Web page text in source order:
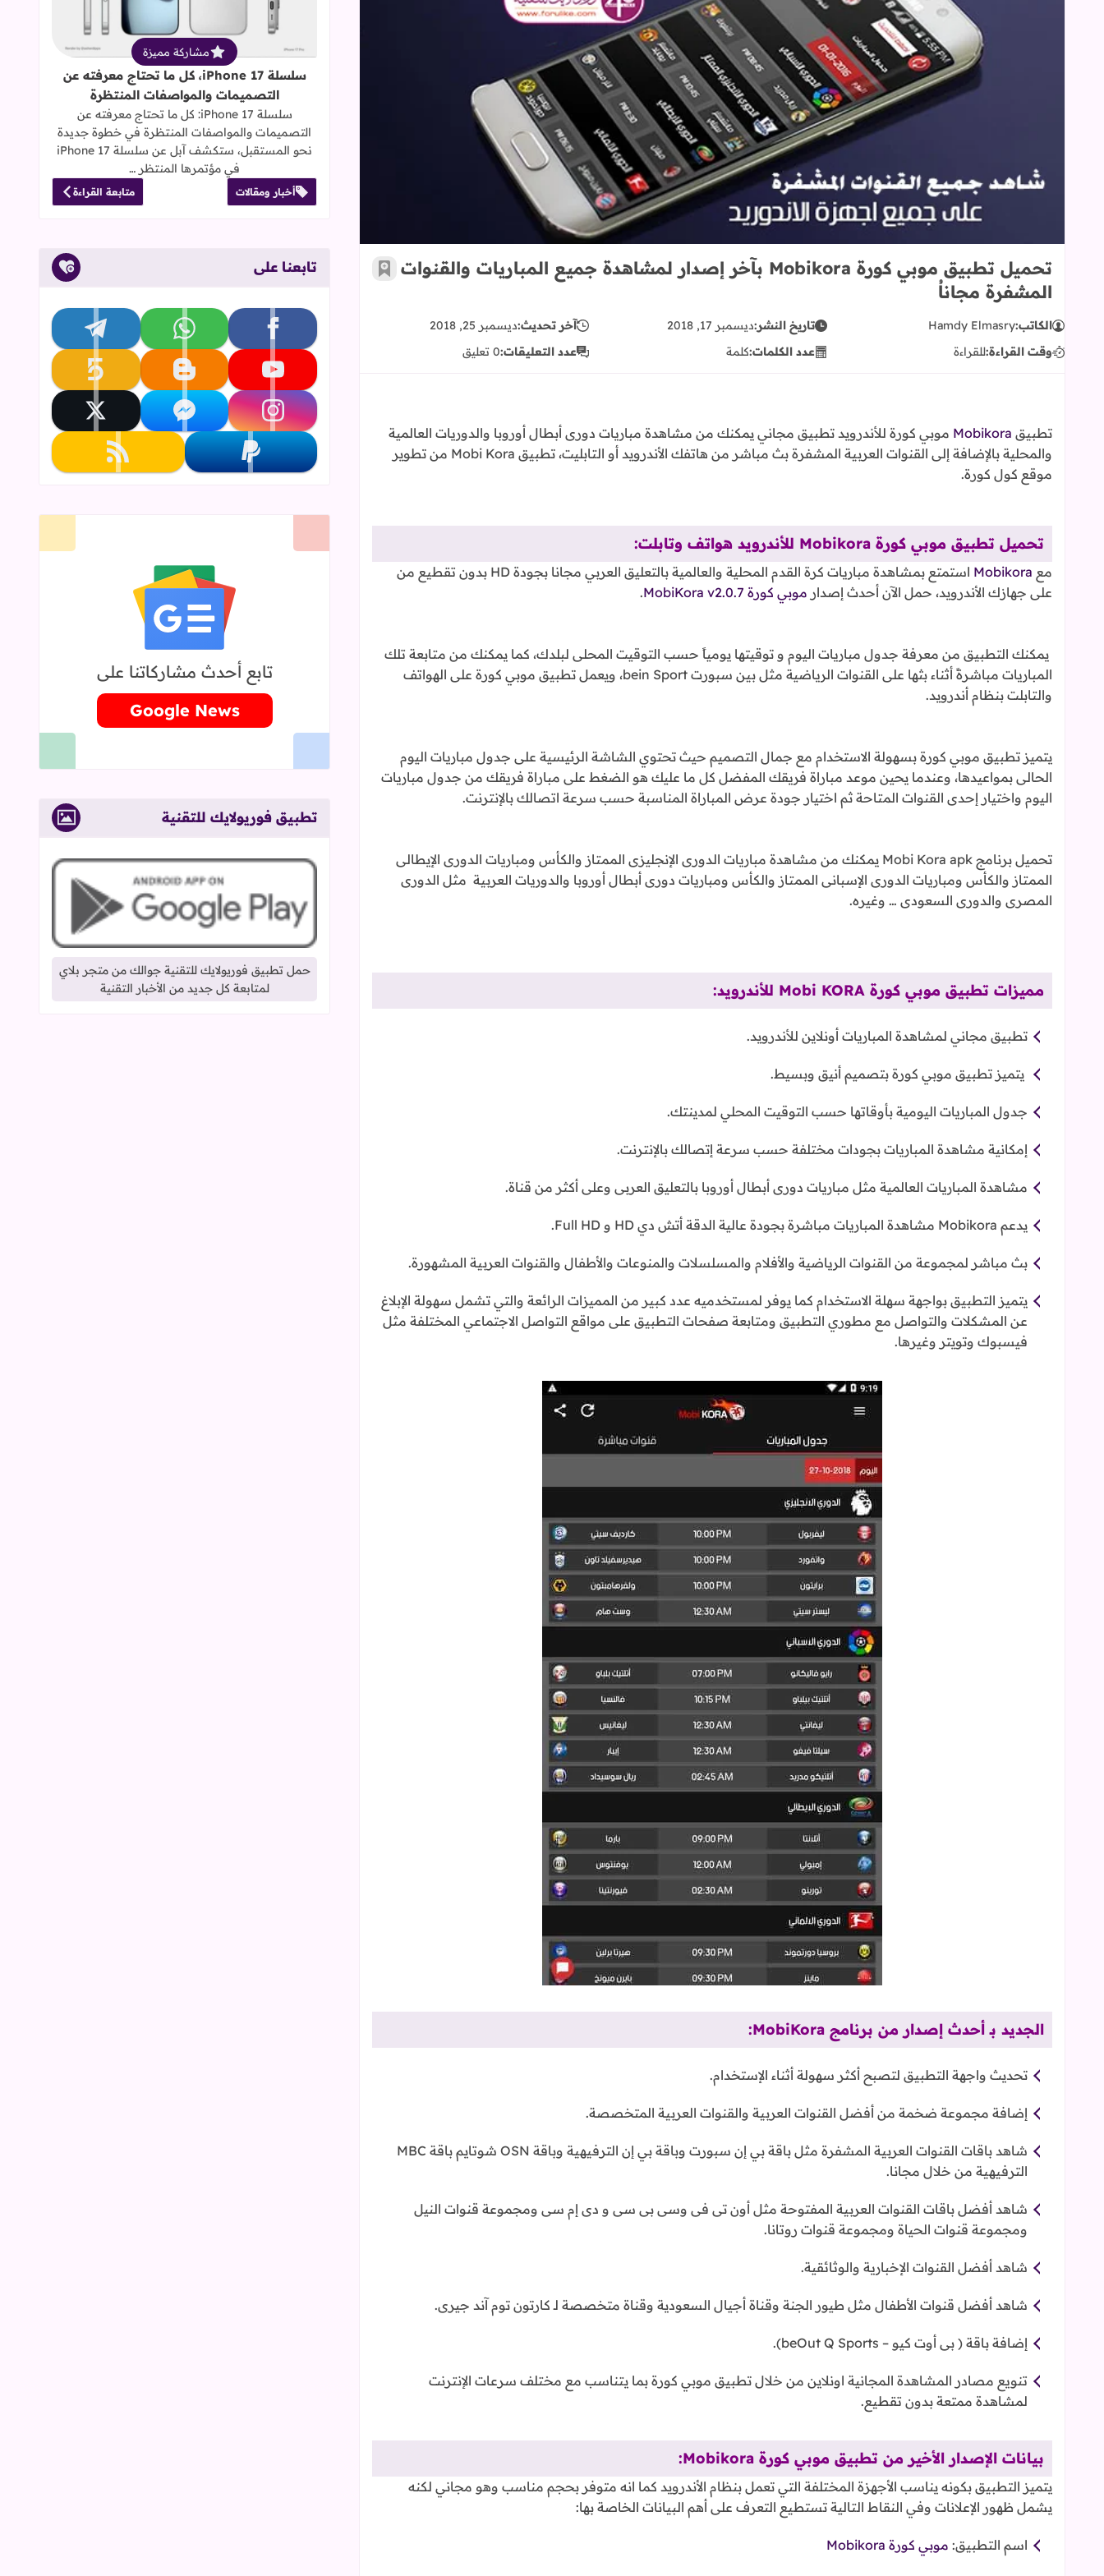
تحميل تطبيق موبي كورة Mobikora بآخر إصدار لمشاهدة جميع المباريات والقنوات المشفرة مجاناُ
تحميل تطبيق موبي كورة Mobikora بآخر إصدار لمشاهدة جميع المباريات والقنوات
المشفرة مجاناُ
أضف إلى العلامات المرجعية
الكاتب:Hamdy Elmasry تاريخ النشر:ديسمبر 17, 2018 آخر تحديث:ديسمبر 25, 2018
وقت القراءة:للقراءة عدد الكلمات:كلمة عدد التعليقات:0 تعليق
تطبيق Mobikora موبي كورة للأندرويد تطبيق مجاني يمكنك من مشاهدة مباريات دورى أبطال أوروبا والدوريات العالمية
والمحلية بالإضافة إلى القنوات العربية المشفرة بث مباشر من هاتفك الأندرويد أو التابليت، تطبيق Mobi Kora من تطوير
موقع كول كورة.
تحميل تطبيق موبي كورة Mobikora للأندرويد هواتف وتابلت:
مع Mobikora
استمتع بمشاهدة مباريات كرة القدم المحلية والعالمية بالتعليق العربي مجانا بجودة HD بدون تقطيع من
على جهازك الأندرويد، حمل الآن أحدث إصدار موبي كورة MobiKora v2.0.7 .
يمكنك التطبيق من معرفة جدول مباريات اليوم و توقيتها يومياً حسب التوقيت المحلى لبلدك، كما يمكنك من متابعة تلك
المباريات مباشرةً أثناء بثها على القنوات الرياضية مثل بين سبورت bein Sport، ويعمل تطبيق موبي كورة على الهواتف
والتابلت بنظام أندرويد.
يتميز تطبيق موبي كورة بسهولة الاستخدام مع جمال التصميم حيث تحتوي الشاشة الرئيسية على جدول مباريات اليوم
الحالى بمواعيدها، وعندما يحين موعد مباراة فريقك المفضل كل ما عليك هو الضغط على مباراة فريقك من جدول مباريات
اليوم واختيار إحدى القنوات المتاحة ثم اختيار جودة عرض المباراة المناسبة حسب سرعة اتصالك بالإنترنت.
تحميل برنامج Mobi Kora apk يمكنك من مشاهدة مباريات الدورى الإنجليزى الممتاز والكأس ومباريات الدورى الإيطالى
الممتاز والكأس ومباريات الدورى الإسبانى الممتاز والكأس ومباريات دورى أبطال أوروبا والدوريات العربية مثل الدورى
المصرى والدورى السعودى … وغيره.
مميزات تطبيق موبي كورة Mobi KORA للأندرويد:
تطبيق مجاني لمشاهدة المباريات أونلاين للأندرويد.
يتميز تطبيق موبي كورة بتصميم أنيق وبسيط.
جدول المباريات اليومية بأوقاتها حسب التوقيت المحلي لمدينتك.
إمكانية مشاهدة المباريات بجودات مختلفة حسب سرعة إتصالك بالإنترنت.
مشاهدة المباريات العالمية مثل مباريات دورى أبطال أوروبا بالتعليق العربى وعلى أكثر من قناة.
يدعم Mobikora مشاهدة المباريات مباشرة بجودة عالية الدقة أتش دي HD و Full HD.
بث مباشر لمجموعة من القنوات الرياضية والأفلام والمسلسلات والمنوعات والأطفال والقنوات العربية المشهورة.
يتميز التطبيق بواجهة سهلة الاستخدام كما يوفر لمستخدميه عدد كبير من المميزات الرائعة والتي تشمل سهولة الإبلاغ
عن المشكلات والتواصل مع مطوري التطبيق ومتابعة صفحات التطبيق على مواقع التواصل الاجتماعي المختلفة مثل
فيسبوك وتويتر وغيرها.
الجديد بـ أحدث إصدار من برنامج MobiKora:
تحديث واجهة التطبيق لتصبح أكثر سهولة أثناء الإستخدام.
إضافة مجموعة ضخمة من أفضل القنوات العربية والقنوات العربية المتخصصة.
شاهد باقات القنوات العربية المشفرة مثل باقة بي إن سبورت وباقة بي إن الترفيهية وباقة OSN شوتايم باقة MBC
الترفيهية من خلال مجانا.
شاهد أفضل باقات القنوات العربية المفتوحة مثل أون تى فى وسى بى سى و دى إم سى ومجموعة قنوات النيل
ومجموعة قنوات الحياة ومجموعة قنوات روتانا.
شاهد أفضل القنوات الإخبارية والوثائقية.
شاهد أفضل قنوات الأطفال مثل طيور الجنة وقناة أجيال السعودية وقناة متخصصة لـ كارتون توم آند جيرى.
إضافة باقة ( بى أوت كيو – beOut Q Sports).
تنويع مصادر المشاهدة المجانية اونلاين من خلال تطبيق موبي كورة بما يتناسب مع مختلف سرعات الإنترنت
لمشاهدة ممتعة بدون تقطيع.
بيانات الإصدار الأخير من تطبيق موبي كورة Mobikora:
يتميز التطبيق بكونه يناسب الأجهزة المختلفة التي تعمل بنظام الأندرويد كما انه متوفر بحجم مناسب وهو مجاني لكنه
يشمل ظهور الإعلانات وفي النقاط التالية تستطيع التعرف على أهم البيانات الخاصة بها:
اسم التطبيق: موبي كورة Mobikora
مشاركة مميزة
سلسلة iPhone 17، كل ما تحتاج معرفته عن
التصميمات والمواصفات المنتظرة
سلسلة iPhone 17: كل ما تحتاج معرفته عن
التصميمات والمواصفات المنتظرة في خطوة جديدة
نحو المستقبل، ستكشف آبل عن سلسلة iPhone 17
في مؤتمرها المنتظر …
أخبار ومقالات متابعة القراءة
تابعنا على
تابعنا على facebook تابعنا على whatsapp تابعنا على telegram
تابعنا على youtube تابعنا على blogger تابعنا على khamsat
تابعنا على instagram تابعنا على messenger تابعنا على x
تابعنا على paypal تابعنا على rss
تابع أحدث مشاركاتنا على
Google News
تطبيق فوريولايك للتقنية
حمل تطبيق فوريولايك للتقنية جوالك من متجر بلاي
لمتابعة كل جديد من الأخبار التقنية